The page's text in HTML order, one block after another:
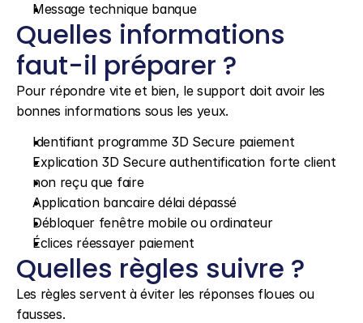
Message technique banque
Quelles informations
faut-il préparer ?
Pour répondre vite et bien, le support doit avoir les
bonnes informations sous les yeux.
Identifiant programme 3D Secure paiement
Explication 3D Secure authentification forte client
non reçu que faire
Application bancaire délai dépassé
Débloquer fenêtre mobile ou ordinateur
Éclices réessayer paiement
Quelles règles suivre ?
Les règles servent à éviter les réponses floues ou
fausses.